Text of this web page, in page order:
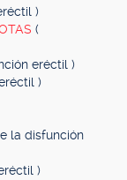
)
(
eréctil )
)
la disfunción
)